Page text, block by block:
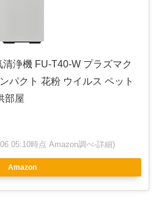
浄機 FU-T40-W プラズマク
パクト 花粉 ウイルス ペット
部屋
05:10時点 Amazon調べ-詳細)
Amazon